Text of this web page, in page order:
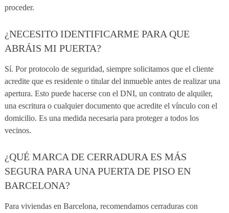
proceder.
¿NECESITO IDENTIFICARME PARA QUE
ABRÁIS MI PUERTA?
Sí. Por protocolo de seguridad, siempre solicitamos que el cliente
acredite que es residente o titular del inmueble antes de realizar una
apertura. Esto puede hacerse con el DNI, un contrato de alquiler,
una escritura o cualquier documento que acredite el vínculo con el
domicilio. Es una medida necesaria para proteger a todos los
vecinos.
¿QUÉ MARCA DE CERRADURA ES MÁS
SEGURA PARA UNA PUERTA DE PISO EN
BARCELONA?
Para viviendas en Barcelona, recomendamos cerraduras con